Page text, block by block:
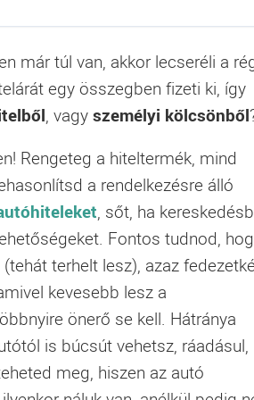
már túl van, akkor lecseréli a
egy összegben fizeti ki, így
, vagyszemélyi kölcsönből
Rengeteg a hiteltermék, mind
a rendelkezésre álló
, sőt, ha
Fontos tudnod,
terhelt lesz), azaz
kevesebb lesz a
önerő se kell. Hátránya
is búcsút vehetsz, ráadásul,
meg, hiszen az autó